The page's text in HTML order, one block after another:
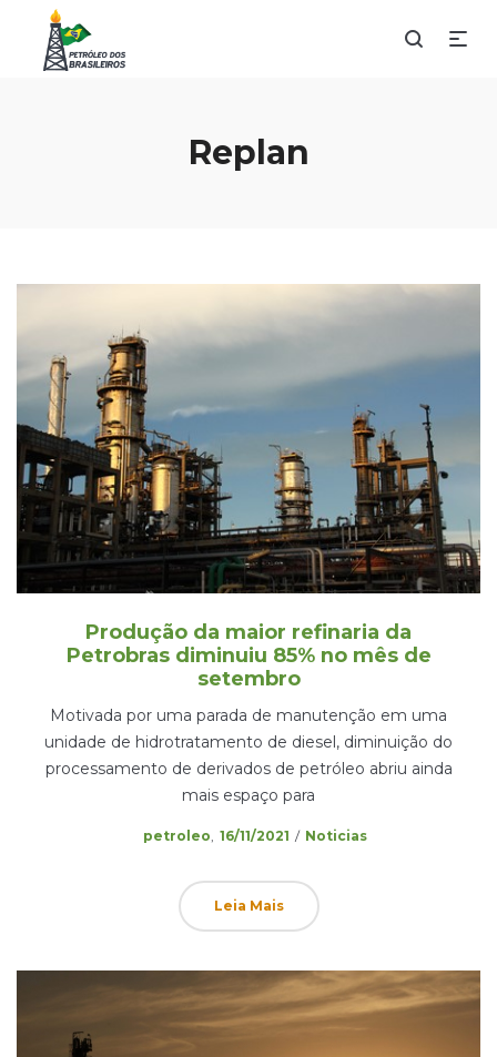
Replan
Produção da maior refinaria da
Petrobras diminuiu 85% no mês de
setembro
Motivada por uma parada de manutenção em uma
unidade de hidrotratamento de diesel, diminuição do
processamento de derivados de petróleo abriu ainda
mais espaço para
petroleo Posted
16/11/2021
Posted
Noticias
Leia Mais